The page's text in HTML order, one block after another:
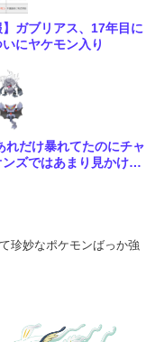
】ガブリアス、17年目に
いにヤケモン入り
れだけ暴れてたのにチャ
ンズではあまり見かけな
珍妙なポケモンばっか強